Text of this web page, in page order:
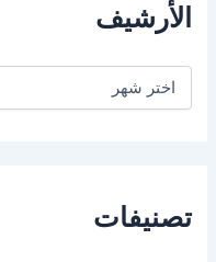
الأرشيف
تصنيفات